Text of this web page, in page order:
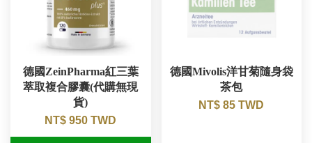
德國ZeinPharma紅三葉
萃取複合膠囊(代購無現
貨)
NT$ 950 TWD
德國Mivolis洋甘菊隨身袋
茶包
NT$ 85 TWD